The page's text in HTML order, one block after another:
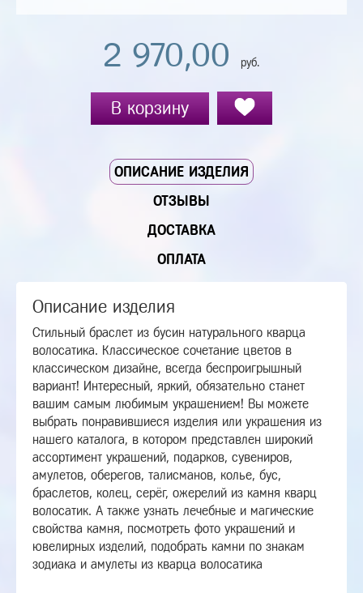
2 970,00 руб.
В корзину
ОПИСАНИЕ ИЗДЕЛИЯ
ОТЗЫВЫ
ДОСТАВКА
ОПЛАТА
Описание изделия
Стильный браслет из бусин натурального кварца
волосатика. Классическое сочетание цветов в
классическом дизайне, всегда беспроигрышный
вариант! Интересный, яркий, обязательно станет
вашим самым любимым украшением! Вы можете
выбрать понравившиеся изделия или украшения из
нашего каталога, в котором представлен широкий
ассортимент украшений, подарков, сувениров,
амулетов, оберегов, талисманов, колье, бус,
браслетов, колец, серёг, ожерелий из камня кварц
волосатик. А также узнать лечебные и магические
свойства камня, посмотреть фото украшений и
ювелирных изделий, подобрать камни по знакам
зодиака и амулеты из кварца волосатика